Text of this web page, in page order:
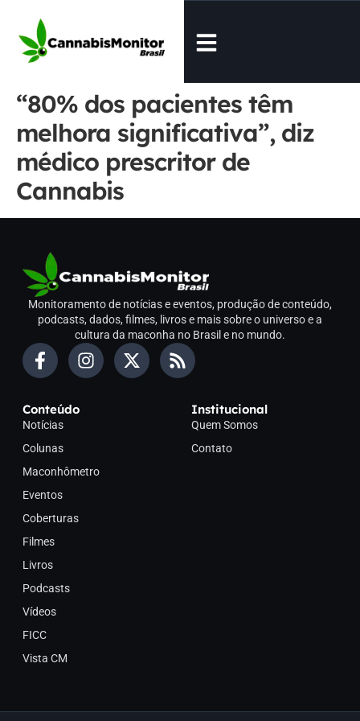
“80% dos pacientes têm
melhora significativa”, diz
médico prescritor de
Cannabis
Monitoramento de notícias e eventos, produção de conteúdo,
podcasts, dados, filmes, livros e mais sobre o universo e a
cultura da maconha no Brasil e no mundo.
Conteúdo
Notícias
Colunas
Maconhômetro
Eventos
Coberturas
Filmes
Livros
Podcasts
Vídeos
FICC
Vista CM
Institucional
Quem Somos
Contato